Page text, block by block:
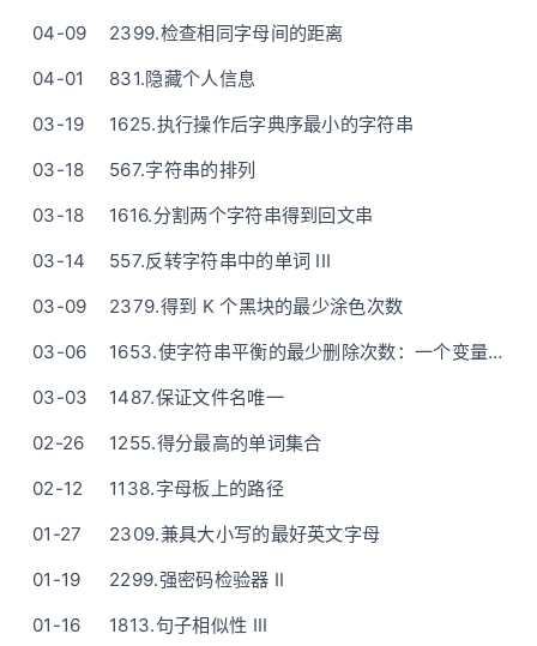
04-09
2399.检查相同字母间的距离
04-01
831.隐藏个人信息
03-19
1625.执行操作后字典序最小的字符串
03-18
567.字符串的排列
03-18
1616.分割两个字符串得到回文串
03-14
557.反转字符串中的单词 III
03-09
2379.得到 K 个黑块的最少涂色次数
03-06
1653.使字符串平衡的最少删除次数：一个变量动态计算“前缀和”
03-03
1487.保证文件名唯一
02-26
1255.得分最高的单词集合
02-12
1138.字母板上的路径
01-27
2309.兼具大小写的最好英文字母
01-19
2299.强密码检验器 II
01-16
1813.句子相似性 III